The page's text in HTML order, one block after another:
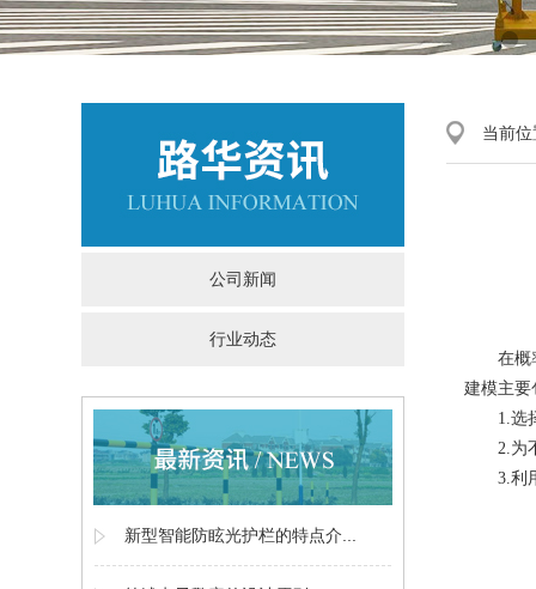
公司新闻
行业动态
新型智能防眩光护栏的特点介...
当前
在概
建模主要
1.选
2.为
3.利